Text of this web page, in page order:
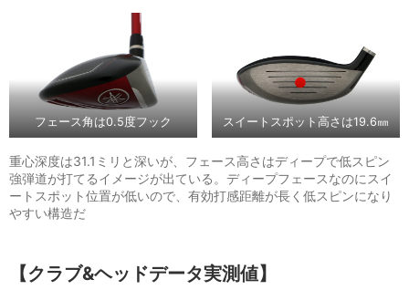
フェース角は0.5度フック スイートスポット高さは19.6㎜
重心深度は31.1ミリと深いが、フェース高さはディープで低スピン
強弾道が打てるイメージが出ている。ディープフェースなのにスイ
ートスポット位置が低いので、有効打感距離が長く低スピンになり
やすい構造だ
【クラブ&ヘッドデータ実測値】